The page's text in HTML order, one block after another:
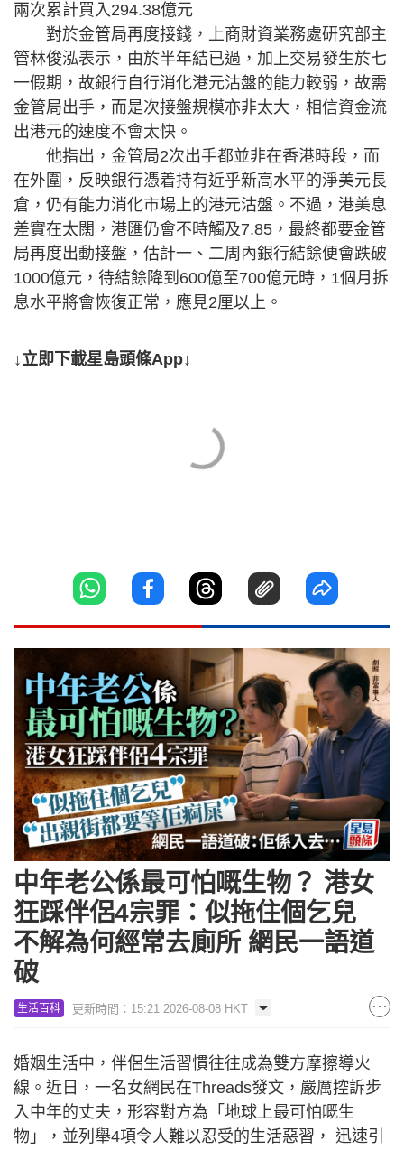
兩次累計買入294.38億元
對於金管局再度接錢，上商財資業務處研究部主
管林俊泓表示，由於半年結已過，加上交易發生於七
一假期，故銀行自行消化港元沽盤的能力較弱，故需
金管局出手，而是次接盤規模亦非太大，相信資金流
出港元的速度不會太快。
他指出，金管局2次出手都並非在香港時段，而
在外圍，反映銀行憑着持有近乎新高水平的淨美元長
倉，仍有能力消化市場上的港元沽盤。不過，港美息
差實在太闊，港匯仍會不時觸及7.85，最終都要金管
局再度出動接盤，估計一、二周內銀行結餘便會跌破
1000億元，待結餘降到600億至700億元時，1個月拆
息水平將會恢復正常，應見2厘以上。
↓立即下載星島頭條App↓
中年老公係最可怕嘅生物？ 港女
狂踩伴侶4宗罪：似拖住個乞兒
不解為何經常去廁所 網民一語道
破
生活百科 更新時間：15:21 2026-08-08 HKT
婚姻生活中，伴侶生活習慣往往成為雙方摩擦導火
線。近日，一名女網民在Threads發文，嚴厲控訴步
入中年的丈夫，形容對方為「地球上最可怕嘅生
物」，並列舉4項令人難以忍受的生活惡習， 迅速引